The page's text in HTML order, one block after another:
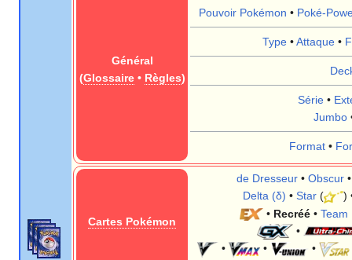
Général
(Glossaire• Règles)
Pouvoir Pokémon • Poké-
Type •Attaque •
Série•
Jumbo
Format•
Cartes Pokémon
de Dresseur• Obscur
Delta (δ) • Star(
)
• Recréé • Team
•
•
• •